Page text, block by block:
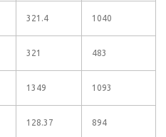
321.4 1040
321 483
1349 1093
128.37 894